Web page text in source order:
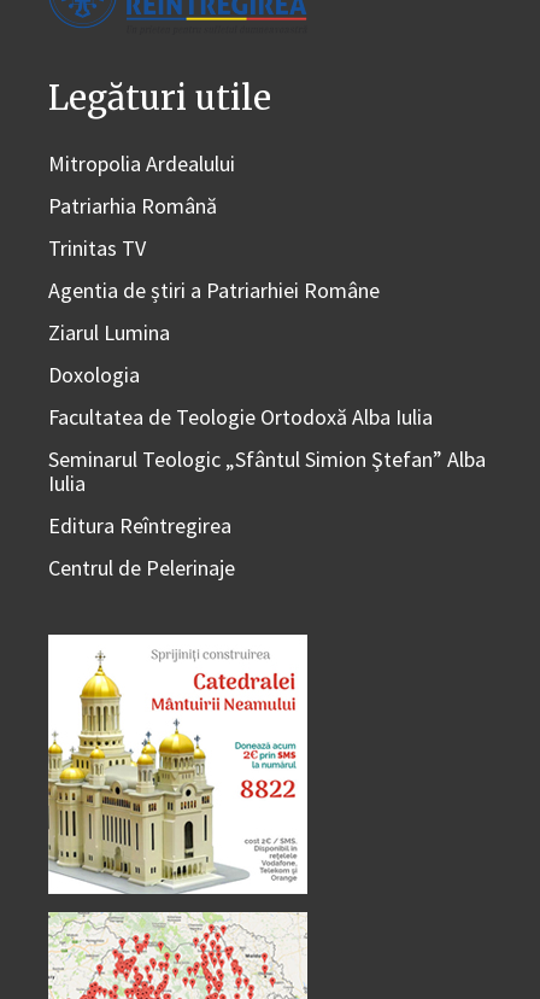
Legături utile
Mitropolia Ardealului
Patriarhia Română
Trinitas TV
Agentia de știri a Patriarhiei Române
Ziarul Lumina
Doxologia
Facultatea de Teologie Ortodoxă Alba Iulia
Seminarul Teologic „Sfântul Simion Ştefan” Alba
Iulia
Editura Reîntregirea
Centrul de Pelerinaje